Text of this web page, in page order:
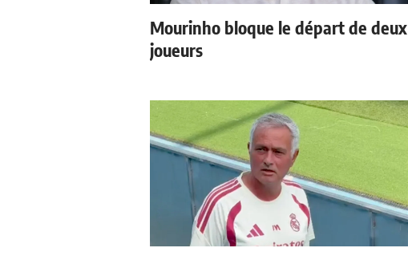
Mourinho bloque le départ de deux
joueurs